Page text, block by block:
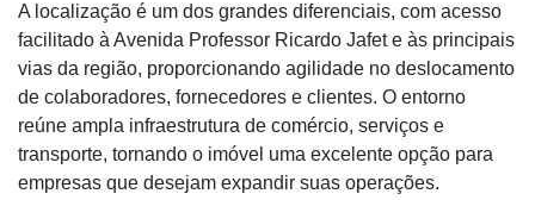
A localização é um dos grandes diferenciais, com acesso
facilitado à Avenida Professor Ricardo Jafet e às principais
vias da região, proporcionando agilidade no deslocamento
de colaboradores, fornecedores e clientes. O entorno
reúne ampla infraestrutura de comércio, serviços e
transporte, tornando o imóvel uma excelente opção para
empresas que desejam expandir suas operações.